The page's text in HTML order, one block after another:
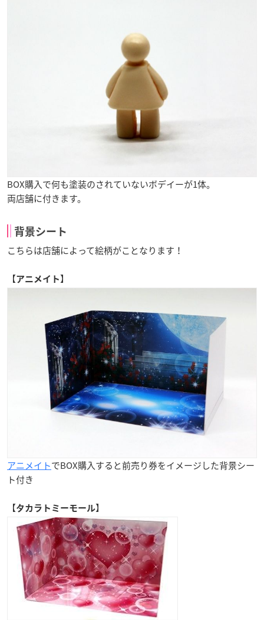
BOX購入で何も塗装のされていないボデイーが1体。
両店舗に付きます。
背景シート
こちらは店舗によって絵柄がことなります！
【アニメイト】
アニメイトでBOX購入すると前売り券をイメージした背景シー
ト付き
【タカラトミーモール】